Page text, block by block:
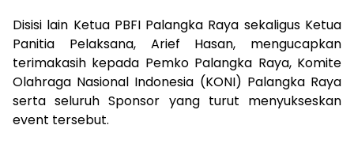
Disisi lain Ketua PBFI Palangka Raya sekaligus Ketua
Panitia Pelaksana, Arief Hasan, mengucapkan
terimakasih kepada Pemko Palangka Raya, Komite
Olahraga Nasional Indonesia (KONI) Palangka Raya
serta seluruh Sponsor yang turut menyukseskan
event tersebut.